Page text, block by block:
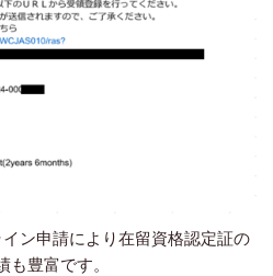
ン申請により在留資格認定証の
も豊富です。